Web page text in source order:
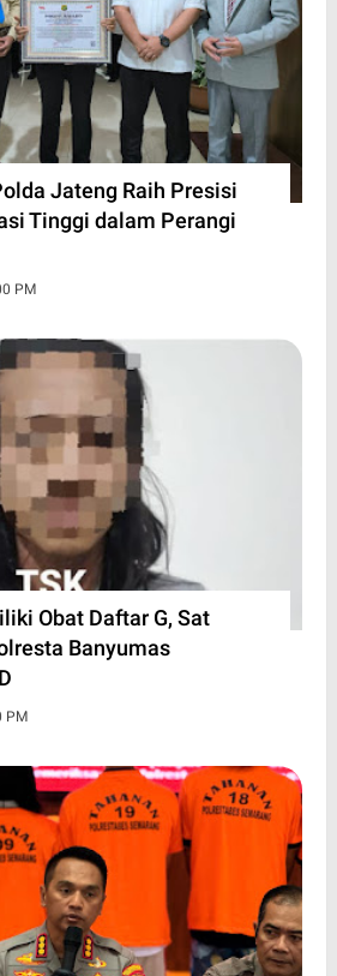
Jateng Raih Presisi
Tinggi dalam Perangi
PM
Obat Daftar G, Sat
Banyumas
PM